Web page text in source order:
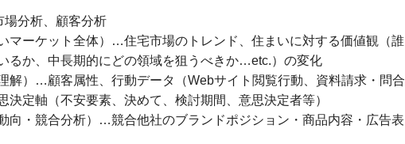
場分析、顧客分析
マーケット全体）…住宅市場のトレンド、住まいに対する価値観（誰
るか、中長期的にどの領域を狙うべきか…etc.）の変化
解）…顧客属性、行動データ（Webサイト閲覧行動、資料請求・問合
決定軸（不安要素、決めて、検討期間、意思決定者等）
向・競合分析）…競合他社のブランドポジション・商品内容・広告表